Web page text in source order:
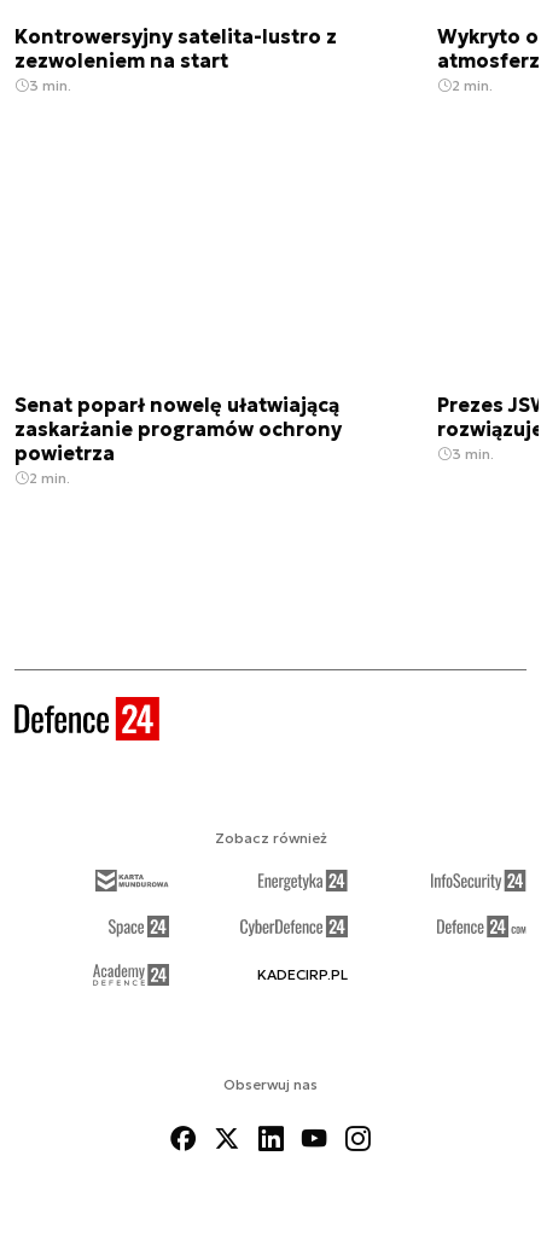
Kontrowersyjny satelita-lustro z
zezwoleniem na start
3 min.
Wykryto
2 min.
Senat poparł nowelę ułatwiającą
zaskarżanie programów ochrony
powietrza
2 min.
Prezes
3 min.
Obserwuj nas
Zobacz również
KADECIRP.PL